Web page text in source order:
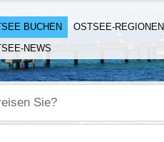
BUCHEN OSTSEE-REGIONEN
NEWS
Sie?